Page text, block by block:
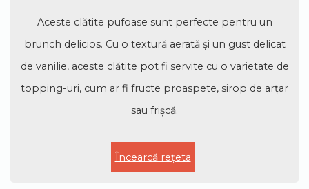
Aceste clătite pufoase sunt perfecte pentru un
brunch delicios. Cu o textură aerată și un gust delicat
de vanilie, aceste clătite pot fi servite cu o varietate de
topping-uri, cum ar fi fructe proaspete, sirop de arțar
sau frișcă.
Încearcă rețeta